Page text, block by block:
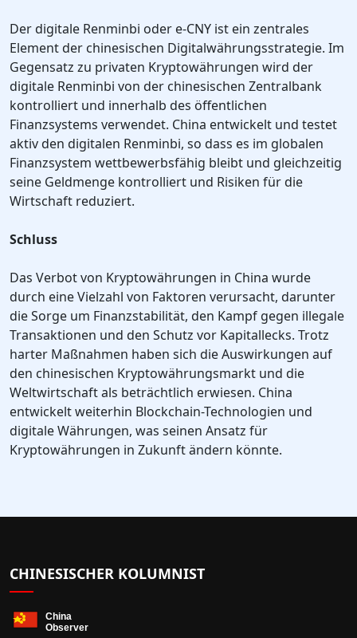
Der digitale Renminbi oder e-CNY ist ein zentrales
Element der chinesischen Digitalwährungsstrategie. Im
Gegensatz zu privaten Kryptowährungen wird der
digitale Renminbi von der chinesischen Zentralbank
kontrolliert und innerhalb des öffentlichen
Finanzsystems verwendet. China entwickelt und testet
aktiv den digitalen Renminbi, so dass es im globalen
Finanzsystem wettbewerbsfähig bleibt und gleichzeitig
seine Geldmenge kontrolliert und Risiken für die
Wirtschaft reduziert.
Schluss
Das Verbot von Kryptowährungen in China wurde
durch eine Vielzahl von Faktoren verursacht, darunter
die Sorge um Finanzstabilität, den Kampf gegen illegale
Transaktionen und den Schutz vor Kapitallecks. Trotz
harter Maßnahmen haben sich die Auswirkungen auf
den chinesischen Kryptowährungsmarkt und die
Weltwirtschaft als beträchtlich erwiesen. China
entwickelt weiterhin Blockchain-Technologien und
digitale Währungen, was seinen Ansatz für
Kryptowährungen in Zukunft ändern könnte.
CHINESISCHER KOLUMNIST